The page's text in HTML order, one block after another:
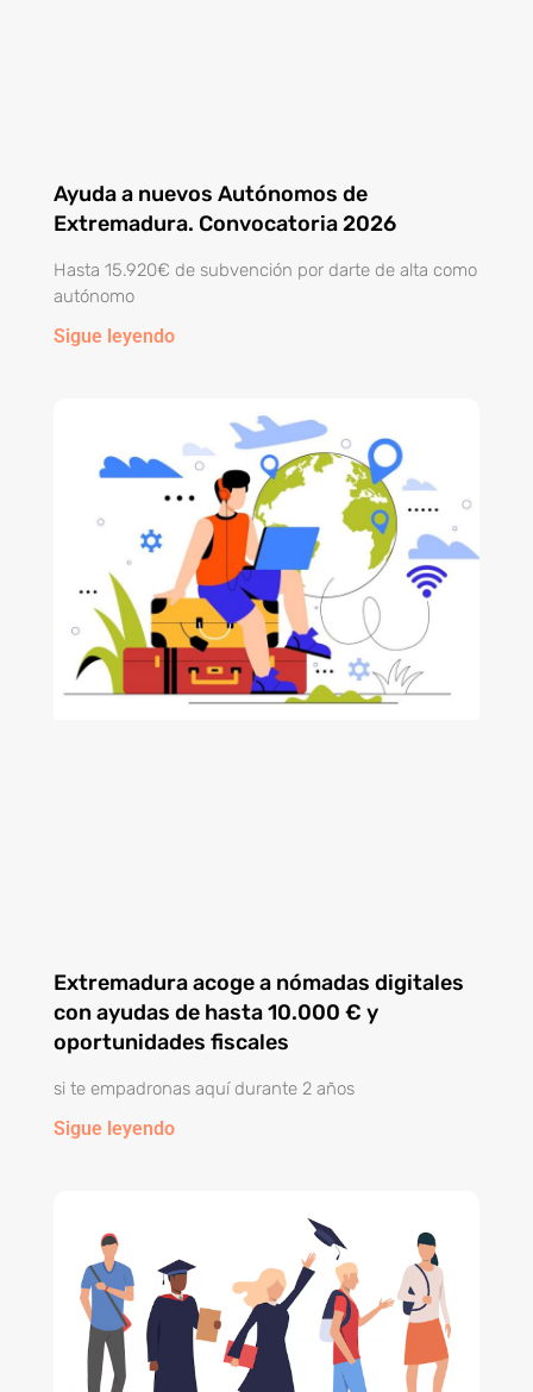
Ayuda a nuevos Autónomos de
Extremadura. Convocatoria 2026
Hasta 15.920€ de subvención por darte de alta como
autónomo
Sigue leyendo
Extremadura acoge a nómadas digitales
con ayudas de hasta 10.000 € y
oportunidades fiscales
si te empadronas aquí durante 2 años
Sigue leyendo